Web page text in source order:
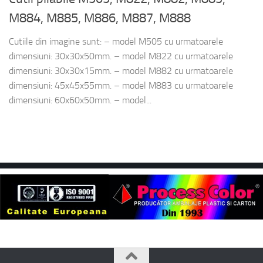
M884, M885, M886, M887, M888
Cutiile din imagine sunt: – model M505 cu urmatoarele
dimensiuni: 30x30x50mm. – model M822 cu urmatoarele
dimensiuni: 30x30x15mm. – model M882 cu urmatoarele
dimensiuni: 45x45x55mm. – model M883 cu urmatoarele
dimensiuni: 60x60x50mm. – model...